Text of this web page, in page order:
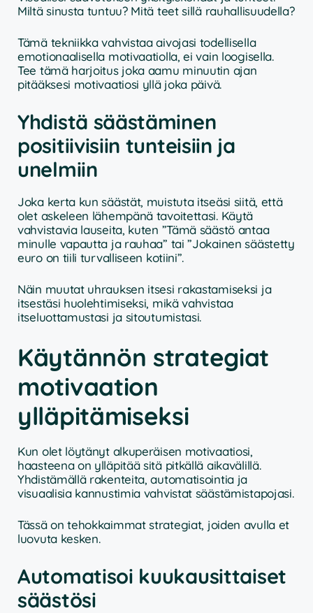
Miltä sinusta tuntuu? Mitä teet sillä rauhallisuudella?
Tämä tekniikka vahvistaa aivojasi todellisella
emotionaalisella motivaatiolla, ei vain loogisella.
Tee tämä harjoitus joka aamu minuutin ajan
pitääksesi motivaatiosi yllä joka päivä.
Yhdistä säästäminen
positiivisiin tunteisiin ja
unelmiin
Joka kerta kun säästät, muistuta itseäsi siitä, että
olet askeleen lähempänä tavoitettasi. Käytä
vahvistavia lauseita, kuten ”Tämä säästö antaa
minulle vapautta ja rauhaa” tai ”Jokainen säästetty
euro on tiili turvalliseen kotiini”.
Näin muutat uhrauksen itsesi rakastamiseksi ja
itsestäsi huolehtimiseksi, mikä vahvistaa
itseluottamustasi ja sitoutumistasi.
Käytännön strategiat
motivaation
ylläpitämiseksi
Kun olet löytänyt alkuperäisen motivaatiosi,
haasteena on ylläpitää sitä pitkällä aikavälillä.
Yhdistämällä rakenteita, automatisointia ja
visuaalisia kannustimia vahvistat säästämistapojasi.
Tässä on tehokkaimmat strategiat, joiden avulla et
luovuta kesken.
Automatisoi kuukausittaiset
säästösi